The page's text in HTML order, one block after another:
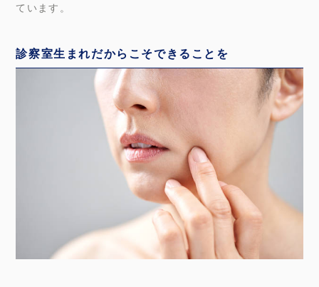
ています。
診察室生まれだからこそできることを